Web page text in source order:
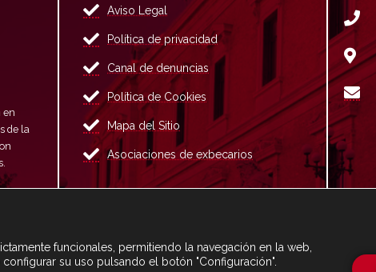
en
de la
Aviso Legal
Política de privacidad
Canal de denuncias
Política de Cookies
Mapa del Sitio
Asociaciones de exbecarios
funcionales, permitiendo la navegación en la web,
su uso pulsando el botón "Configuración".